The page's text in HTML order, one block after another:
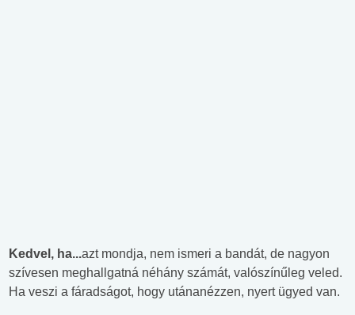
Kedvel, ha...azt mondja, nem ismeri a bandát, de nagyon
szívesen meghallgatná néhány számát, valószínűleg veled.
Ha veszi a fáradságot, hogy utánanézzen, nyert ügyed van.